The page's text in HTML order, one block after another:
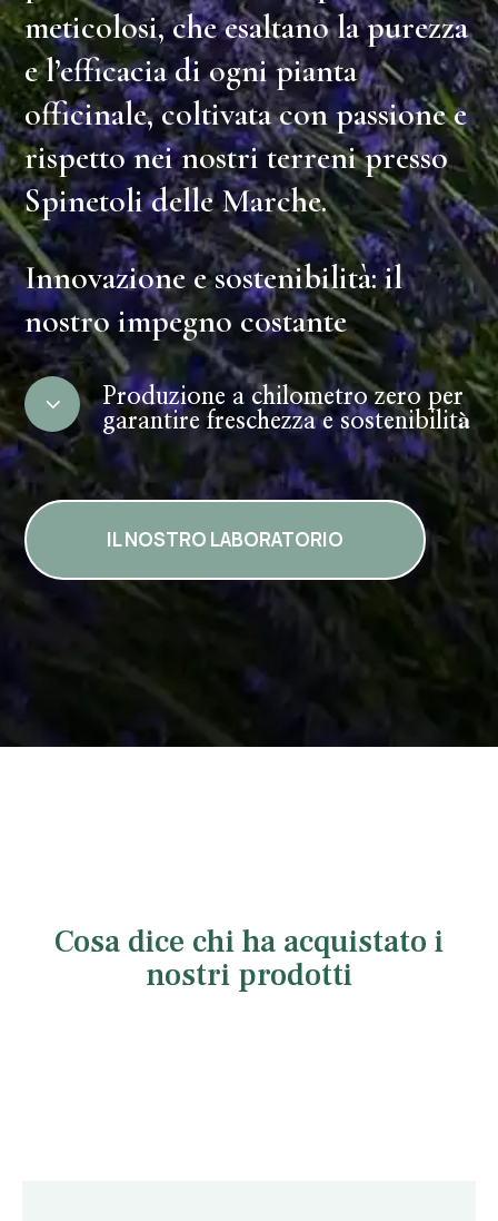
meticolosi, che esaltano la purezza
e l’efficacia di ogni pianta
officinale, coltivata con passione e
rispettonei nostri terrenipresso
Spinetolidelle Marche.
Innovazione e sostenibilità: il
nostro impegno costante
3
Produzione a chilometro zero per
garantire freschezza e sostenibilità
IL NOSTRO LABORATORIO
Cosa dice chi ha acquistato i
nostri prodotti